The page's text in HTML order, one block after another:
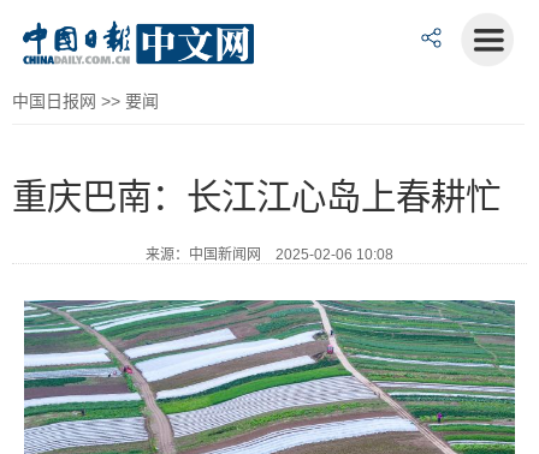
中国日报网 >> 要闻
重庆巴南：长江江心岛上春耕忙
来源：中国新闻网 2025-02-06 10:08